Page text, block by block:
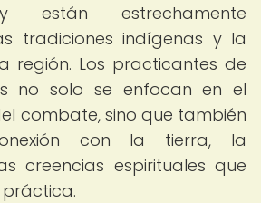
están estrechamente
tradiciones indígenas y la
región. Los practicantes de
no solo se enfocan en el
combate, sino que también
con la tierra, la
creencias espirituales que